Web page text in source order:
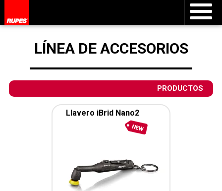
LÍNEA DE ACCESORIOS
PRODUCTOS
Llavero iBrid Nano2